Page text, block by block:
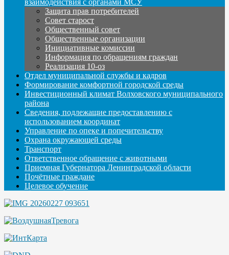
Защита прав потребителей
Совет старост
Общественный совет
Общественные организации
Инициативные комиссии
Информация по обращениям граждан
Реализация 10-оз
Отдел муниципальной службы и кадров
Формирование комфортной городской среды
Инвестиционный климат Волховского муниципального
района
Сведения, подлежащие предоставлению с
использованием координат
Управление по опеке и попечительству
Охрана окружающей среды
Транспорт
Ответственное обращение с животными
Приемная Губернатора Ленинградской области
Почётные граждане
Целевое обучение